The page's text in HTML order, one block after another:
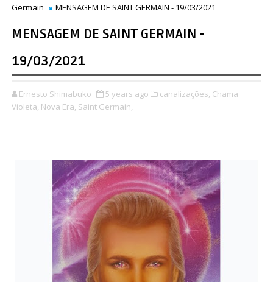
Germain
MENSAGEM DE SAINT GERMAIN - 19/03/2021
MENSAGEM DE SAINT GERMAIN -
19/03/2021
Ernesto Shimabuko 5 years ago canalizações, Chama
Violeta, Nova Era, Saint Germain,